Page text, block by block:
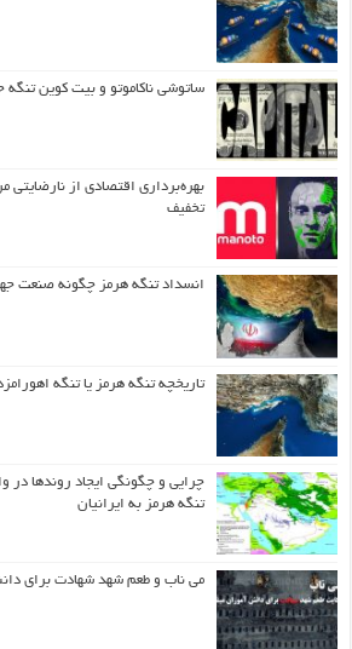
ساتوشی ناکاموتو و بیت کوین تنگه
بهره‌برداری اقتصادی از نارضایتی
تخفیف
انسداد تنگه هرمز چگونه صنعت
تاریخچه تنگه هرمز یا تنگه
چرایی و چگونگی ایجاد روندها در
تنگه هرمز به ایرانیان
می ناب و طعم شهد شهادت برای